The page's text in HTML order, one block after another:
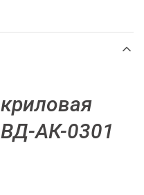
ВД-АК-0301